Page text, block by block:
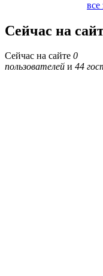
все
Сейчас на
Сейчас на сайте 0
пользователей и 44